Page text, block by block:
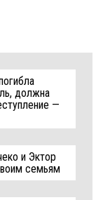
должна
—
и Эктор
семьям